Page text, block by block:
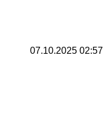
07.10.2025 02:57